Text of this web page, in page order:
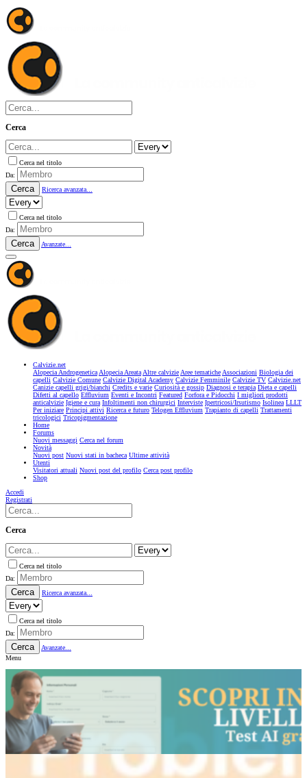
Cerca
Cerca nel titolo
Da:
Cerca Ricerca avanzata...
Cerca nel titolo
Da:
Cerca Avanzate...
Calvizie.net
Alopecia AndrogeneticaAlopecia AreataAltre calvizieAree tematicheAssociazioni Biologia dei
capelli Calvizie Comune Calvizie Digital Academy Calvizie Femminile Calvizie TV Calvizie.net
Canizie capelli grigi/bianchi Credits e varie Curiosità e gossip Diagnosi e terapia Dieta e capelli
Difetti al capello Effluvium Eventi e Incontri Featured Forfora e Pidocchi I migliori prodotti
anticalvizie Igiene e cura Infoltimenti non chirurgici Interviste Ipertricosi/Irsutismo Isolinea LLLT
Per iniziare Principi attivi Ricerca e futuro Telogen Effluvium Trapianto di capelli Trattamenti
tricologici Tricopigmentazione
Home
Forums
Nuovi messaggi Cerca nel forum
Novità
Nuovi post Nuovi stati in bacheca Ultime attività
Utenti
Visitatori attuali Nuovi post del profilo Cerca post profilo
Shop
Accedi
Registrati
Cerca
Cerca nel titolo
Da:
Cerca Ricerca avanzata...
Cerca nel titolo
Da:
Cerca
Avanzate...
Menu